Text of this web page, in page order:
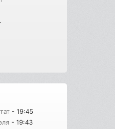
- 19:45
- 19:43